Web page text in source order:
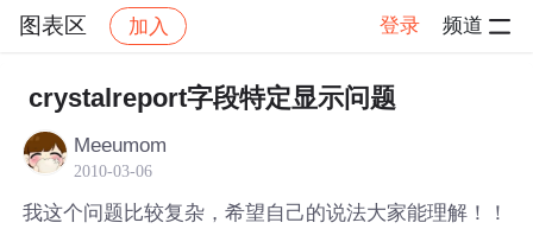
图表区 加入 登录 频道
图表区 帖子详情
crystalreport字段特定显示问题
Meeumom
2010-03-06
我这个问题比较复杂，希望自己的说法大家能理解！！